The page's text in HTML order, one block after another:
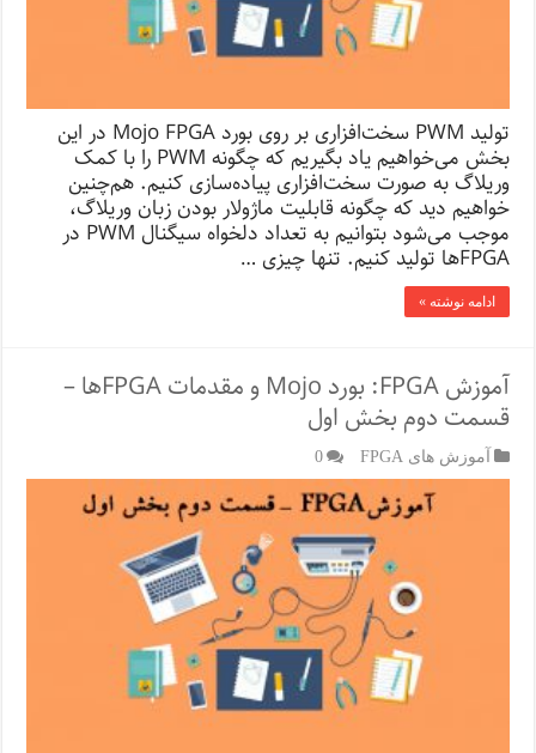
تولید PWM سخت‌‌افزاری بر روی بورد Mojo FPGA در این
بخش می‌خواهیم یاد بگیریم که چگونه PWM را با کمک
وریلاگ به صورت سخت‌افزاری پیاده‌سازی کنیم. هم‌چنین
خواهیم دید که چگونه قابلیت ماژولار بودن زبان وریلاگ،
موجب می‌شود بتوانیم به تعداد دلخواه سیگنال PWM در
FPGA‌ها تولید کنیم. تنها چیزی …
ادامه نوشته »
آموزش FPGA: بورد Mojo و مقدمات FPGA‌ها –
قسمت دوم بخش اول
آموزش های FPGA 0